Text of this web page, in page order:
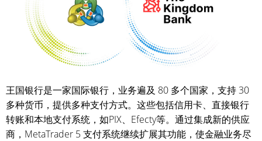
王国银行是一家国际银行，业务遍及 80 多个国家，支持 30
多种货币，提供多种支付方式。这些包括信用卡、直接银行
转账和本地支付系统，如PIX、Efecty等。通过集成新的供应
商，MetaTrader 5 支付系统继续扩展其功能，使金融业务尽